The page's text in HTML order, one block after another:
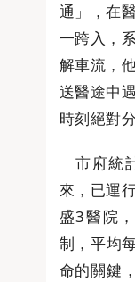
通」，在
一跨入，
解車流，
送醫途中
時刻絕對
市府統
來，已運
盛3醫院
制，平均
命的關鍵